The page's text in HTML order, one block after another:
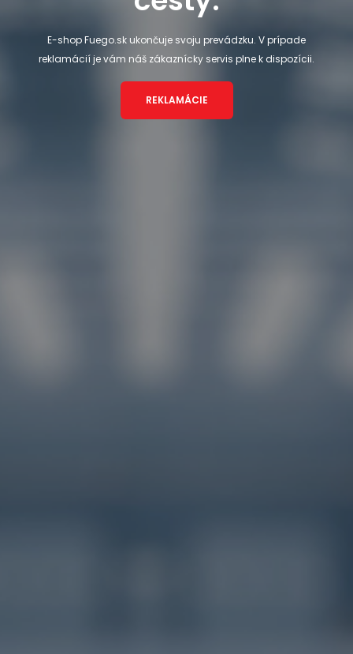
E-shop Fuego.sk ukončuje svoju prevádzku. V prípade
reklamácií je vám náš zákaznícky servis plne k dispozícii.
REKLAMÁCIE